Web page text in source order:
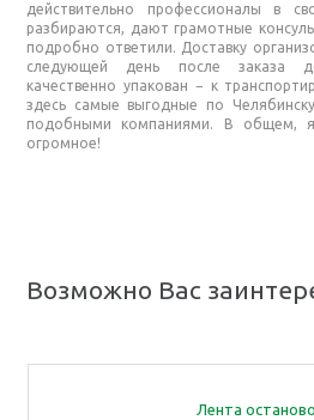
действительно профессионалы в
разбираются, дают грамотные
подробно ответили. Доставку
следующей день после заказа
качественно упакован − к
здесь самые выгодные по
подобными компаниями. В общем, я
огромное!
Возможно Вас
Лента